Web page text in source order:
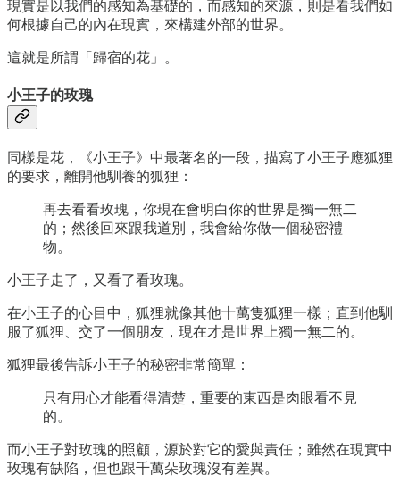
現實是以我們的感知為基礎的，而感知的來源，則是看我們如
何根據自己的內在現實，來構建外部的世界。
這就是所謂「歸宿的花」。
小王子的玫瑰
同樣是花，《小王子》中最著名的一段，描寫了小王子應狐狸
的要求，離開他馴養的狐狸：
再去看看玫瑰，你現在會明白你的世界是獨一無二
的；然後回來跟我道別，我會給你做一個秘密禮
物。
小王子走了，又看了看玫瑰。
在小王子的心目中，狐狸就像其他十萬隻狐狸一樣；直到他馴
服了狐狸、交了一個朋友，現在才是世界上獨一無二的。
狐狸最後告訴小王子的秘密非常簡單：
只有用心才能看得清楚，重要的東西是肉眼看不見
的。
而小王子對玫瑰的照顧，源於對它的愛與責任；雖然在現實中
玫瑰有缺陷，但也跟千萬朵玫瑰沒有差異。